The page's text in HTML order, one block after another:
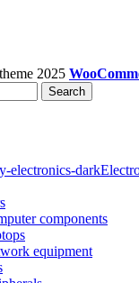
theme 2025
Search
components
equipment